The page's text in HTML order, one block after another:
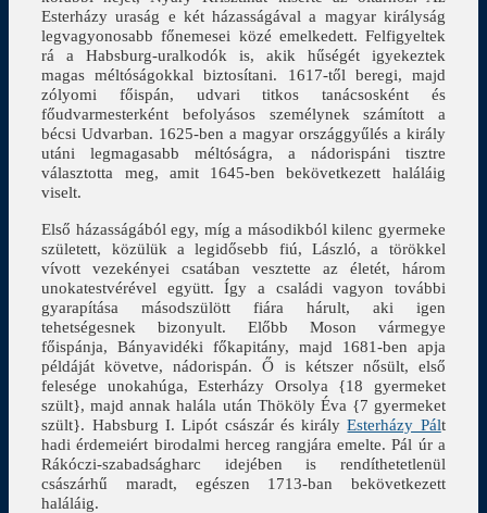
Esterházy uraság e két házasságával a magyar királyság
legvagyonosabb főnemesei közé emelkedett. Felfigyeltek
rá a Habsburg-uralkodók is, akik hűségét igyekeztek
magas méltóságokkal biztosítani. 1617-től beregi, majd
zólyomi főispán, udvari titkos tanácsosként és
főudvarmesterként befolyásos személynek számított a
bécsi Udvarban. 1625-ben a magyar országgyűlés a király
utáni legmagasabb méltóságra, a nádorispáni tisztre
választotta meg, amit 1645-ben bekövetkezett haláláig
viselt.
Első házasságából egy, míg a másodikból kilenc gyermeke
született, közülük a legidősebb fiú, László, a törökkel
vívott vezekényei csatában vesztette az életét, három
unokatestvérével együtt. Így a családi vagyon további
gyarapítása másodszülött fiára hárult, aki igen
tehetségesnek bizonyult. Előbb Moson vármegye
főispánja, Bányavidéki főkapitány, majd 1681-ben apja
példáját követve, nádorispán. Ő is kétszer nősült, első
felesége unokahúga, Esterházy Orsolya {18 gyermeket
szült}, majd annak halála után Thököly Éva {7 gyermeket
szült}. Habsburg I. Lipót császár és királyEsterházy Pált
hadi érdemeiért birodalmi herceg rangjára emelte. Pál úr a
Rákóczi-szabadságharc idejében is rendíthetetlenül
császárhű maradt, egészen 1713-ban bekövetkezett
haláláig.